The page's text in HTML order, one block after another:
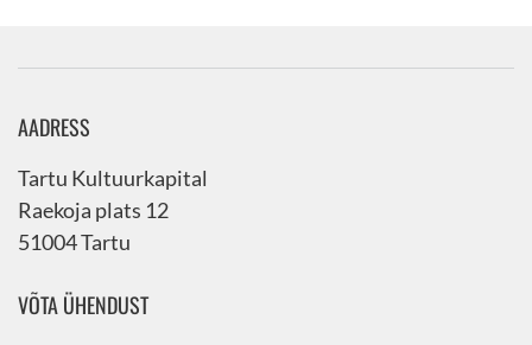
AADRESS
Tartu Kultuurkapital
Raekoja plats 12
51004 Tartu
VÕTA ÜHENDUST